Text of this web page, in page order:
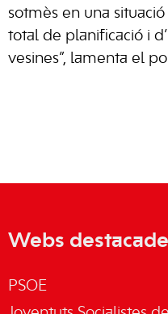
sotmès en una
total de planificació i
vesines”, lamenta el
Webs
PSOE